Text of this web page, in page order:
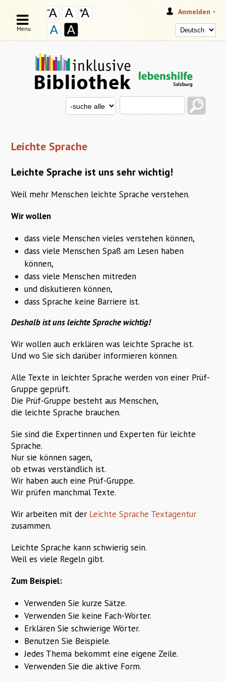
Anmelden
SUCHFORMULAR
Search this site
Search for
Menu
Leichte Sprache
Leichte Sprache ist uns sehr wichtig!
Weil mehr Menschen leichte Sprache verstehen.
Wir wollen
dass viele Menschen vieles verstehen können,
dass viele Menschen Spaß am Lesen haben
können,
dass viele Menschen mitreden
und diskutieren können,
dass Sprache keine Barriere ist.
Deshalb ist uns leichte Sprache wichtig!
Wir wollen auch erklären was leichte Sprache ist.
Und wo Sie sich darüber informieren können.
Alle Texte in leichter Sprache werden von einer Prüf-
Gruppe geprüft.
Die Prüf-Gruppe besteht aus Menschen,
die leichte Sprache brauchen.
Sie sind die Expertinnen und Experten für leichte
Sprache.
Nur sie können sagen,
ob etwas verständlich ist.
Wir haben auch eine Prüf-Gruppe.
Wir prüfen manchmal Texte.
Wir arbeiten mit der Leichte Sprache Textagentur
zusammen.
Leichte Sprache kann schwierig sein.
Weil es viele Regeln gibt.
Zum Beispiel:
Verwenden Sie kurze Sätze.
Verwenden Sie keine Fach-Wörter.
Erklären Sie schwierige Wörter.
Benutzen Sie Beispiele.
Jedes Thema bekommt eine eigene Zeile.
Verwenden Sie die aktive Form.